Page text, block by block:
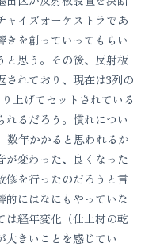
ャイズオーケストラであ
きを創っていってもらい
と思う。その後、反射板
されており、現在は3列の
上げてセットされている
れるだろう。慣れについ
数年かかると思われるか
が変わった、良くなった
修を行ったのだろうと言
的にはなにもやっていな
は経年変化（仕上材の乾
大きいことを感じてい